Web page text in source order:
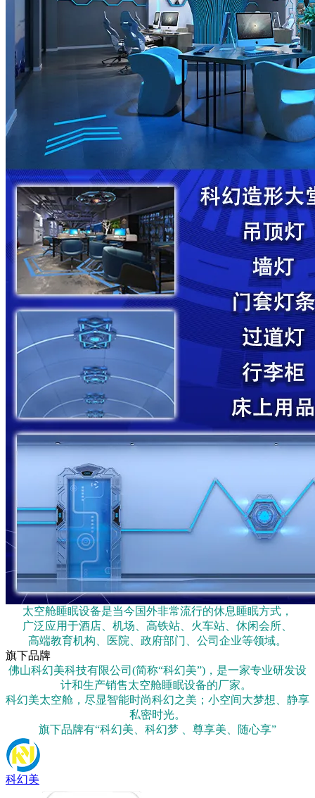
太空舱睡眠设备是当今国外非常流行的休息睡眠方式，
广泛应用于酒店、机场、高铁站、火车站、休闲会所、
高端教育机构、医院、政府部门、公司企业等领域。
旗下品牌
佛山科幻美科技有限公司(简称“科幻美”)，是一家专业研发设
计和生产销售太空舱睡眠设备的厂家。
科幻美太空舱，尽显智能时尚科幻之美；小空间大梦想、静享
私密时光。
旗下品牌有“科幻美、科幻梦 、尊享美、随心享”
科幻美